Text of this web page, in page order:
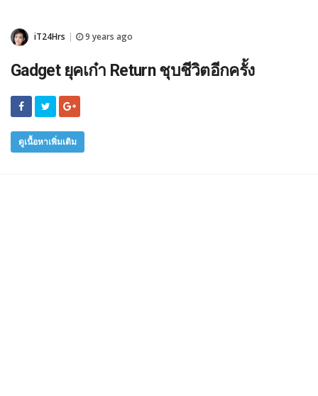
iT24Hrs 9 years ago
Gadget ยุคเก๋า Return ชุบชีวิตอีกครั้ง
ดูเนื้อหาเพิ่มเติม